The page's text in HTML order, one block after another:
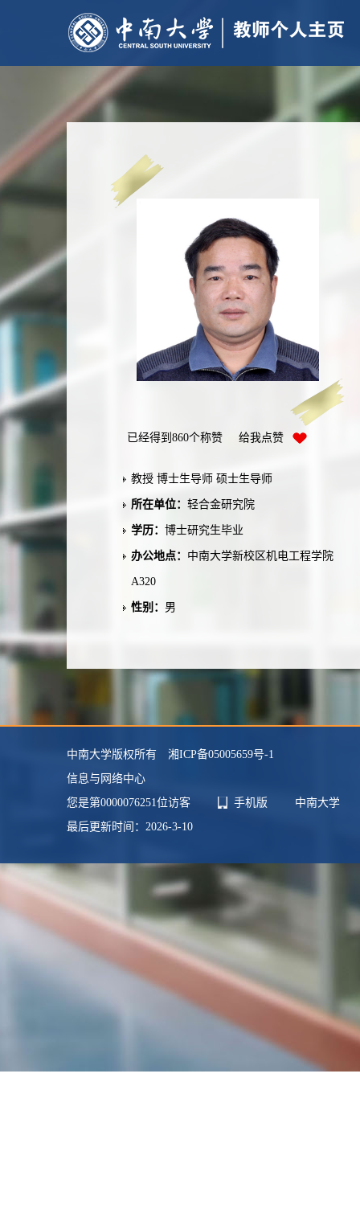
已经得到 860个称赞 给我点赞
教授 博士生导师 硕士生导师
所在单位： 轻合金研究院
学历： 博士研究生毕业
办公地点： 中南大学新校区机电工程学院
A320
性别： 男
毕业院校： 中南大学
中南大学版权所有 湘ICP备05005659号-1
信息与网络中心
您是第0000076251位访客 手机版
中南大学
最后更新时间： 2026-3-10